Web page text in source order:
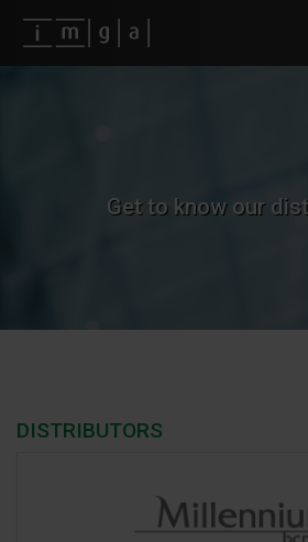
Fundos imga
Get to know our
DISTRIBUTORS